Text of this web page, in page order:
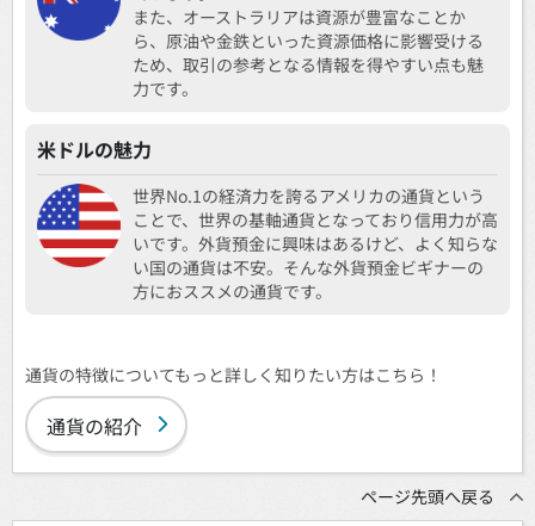
また、オーストラリアは資源が豊富なことか
ら、原油や金鉄といった資源価格に影響受ける
ため、取引の参考となる情報を得やすい点も魅
力です。
米ドルの魅力
世界No.1の経済力を誇るアメリカの通貨という
ことで、世界の基軸通貨となっており信用力が高
いです。外貨預金に興味はあるけど、よく知らな
い国の通貨は不安。そんな外貨預金ビギナーの
方におススメの通貨です。
通貨の特徴についてもっと詳しく知りたい方はこちら！
通貨の紹介
ページ先頭へ戻る